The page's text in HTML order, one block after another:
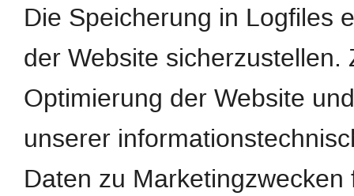
Die Speicherung in Logfiles
der Website
Optimierung der Website
unserer
Daten zu